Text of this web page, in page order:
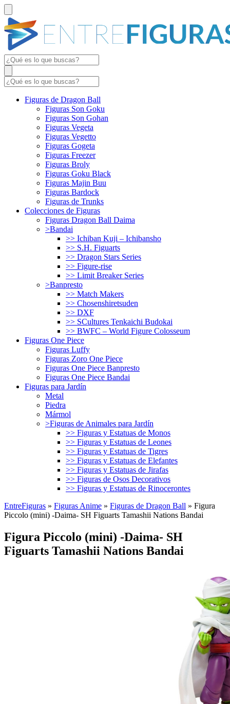
Figuras de Dragon Ball
Figuras Son Goku
Figuras Son Gohan
Figuras Vegeta
Figuras Vegetto
Figuras Gogeta
Figuras Freezer
Figuras Broly
Figuras Goku Black
Figuras Majin Buu
Figuras Bardock
Figuras de Trunks
Colecciones de Figuras
Figuras Dragon Ball Daima
>Bandai
>> Ichiban Kuji – Ichibansho
>> S.H. Figuarts
>> Dragon Stars Series
>> Figure-rise
>> Limit Breaker Series
>Banpresto
>> Match Makers
>> Chosenshiretsuden
>> DXF
>> SCultures Tenkaichi Budokai
>> BWFC – World Figure Colosseum
Figuras One Piece
Figuras Luffy
Figuras Zoro One Piece
Figuras One Piece Banpresto
Figuras One Piece Bandai
Figuras para Jardín
Metal
Piedra
Mármol
>Figuras de Animales para Jardín
>> Figuras y Estatuas de Monos
>> Figuras y Estatuas de Leones
>> Figuras y Estatuas de Tigres
>> Figuras y Estatuas de Elefantes
>> Figuras y Estatuas de Jirafas
>> Figuras de Osos Decorativos
>> Figuras y Estatuas de Rinocerontes
EntreFiguras » Figuras Anime » Figuras de Dragon Ball » Figura
Piccolo (mini) -Daima- SH Figuarts Tamashii Nations Bandai
Figura Piccolo (mini) -Daima- SH
Figuarts Tamashii Nations Bandai